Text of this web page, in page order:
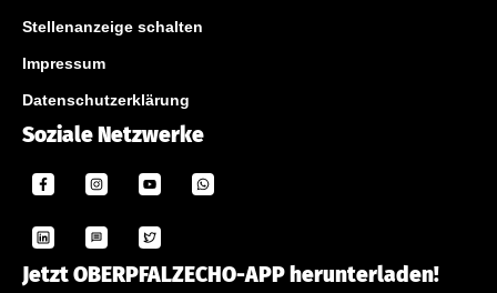
Stellenanzeige schalten
Impressum
Datenschutzerklärung
Soziale Netzwerke
Jetzt OBERPFALZECHO-APP herunterladen!